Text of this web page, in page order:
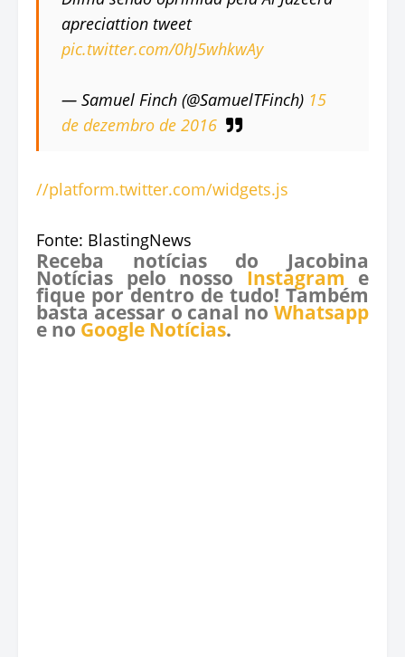
apreciattion tweet
pic.twitter.com/0hJ5whkwAy
— Samuel Finch (@SamuelTFinch) 15
de dezembro de 2016
//platform.twitter.com/widgets.js
Fonte: BlastingNews
Receba notícias do Jacobina
Notícias pelo nosso Instagram e
fique por dentro de tudo! Também
basta acessar o canal no Whatsapp
e no Google Notícias.